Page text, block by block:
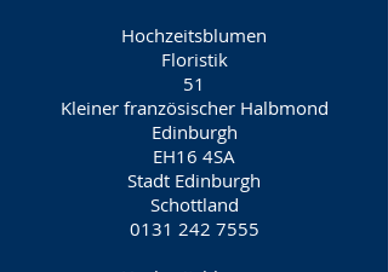
Hochzeitsblumen
Floristik
51
Kleiner französischer Halbmond
Edinburgh
EH16 4SA
Stadt Edinburgh
Schottland
0131 242 7555